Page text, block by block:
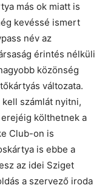
más ok miatt is
kevéssé ismert
név az
érintés nélküli
közönség
változata.
számlát nyitni,
költhetnek a
Club-on is
is ebbe a
az idei Sziget
a szervező iroda